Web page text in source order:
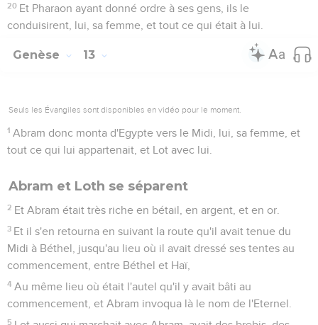
20 Et Pharaon ayant donné ordre à ses gens, ils le
conduisirent, lui, sa femme, et tout ce qui était à lui.
Genèse 13
Seuls les Évangiles sont disponibles en vidéo pour le moment.
1 Abram donc monta d'Egypte vers le Midi, lui, sa femme, et
tout ce qui lui appartenait, et Lot avec lui.
Abram et Loth se séparent
2 Et Abram était très riche en bétail, en argent, et en or.
3 Et il s'en retourna en suivant la route qu'il avait tenue du
Midi à Béthel, jusqu'au lieu où il avait dressé ses tentes au
commencement, entre Béthel et Haï,
4 Au même lieu où était l'autel qu'il y avait bâti au
commencement, et Abram invoqua là le nom de l'Eternel.
5